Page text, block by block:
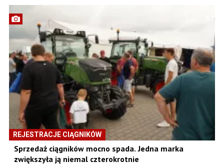
REJESTRACJE CIĄGNIKÓW
Sprzedaż ciągników mocno spada. Jedna marka
zwiększyła ją niemal czterokrotnie